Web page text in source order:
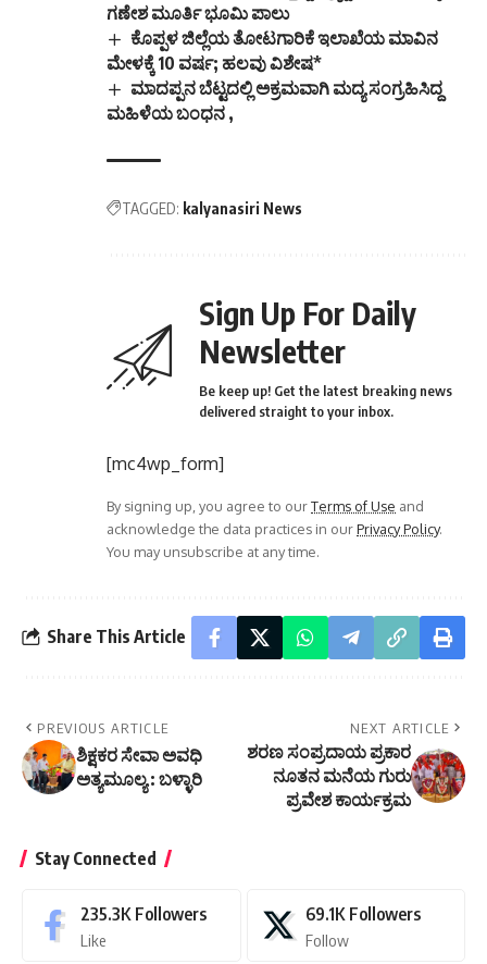
ಗಣೇಶ ಮೂರ್ತಿ ಭೂಮಿ ಪಾಲು
ಕೊಪ್ಪಳ ಜಿಲ್ಲೆಯ ತೋಟಗಾರಿಕೆ ಇಲಾಖೆಯ ಮಾವಿನ
ಮೇಳಕ್ಕೆ 10 ವರ್ಷ; ಹಲವು ವಿಶೇಷ*
ಮಾದಪ್ಪನ ಬೆಟ್ಟದಲ್ಲಿ ಅಕ್ರಮವಾಗಿ ಮದ್ಯ ಸಂಗ್ರಹಿಸಿದ್ದ
ಮಹಿಳೆಯ ಬಂಧನ ,
TAGGED: kalyanasiri News
Sign Up For Daily
Newsletter
Be keep up! Get the latest breaking news
delivered straight to your inbox.
[mc4wp_form]
By signing up, you agree to ourTerms of Use and
acknowledge the data practices in ourPrivacy Policy.
You may unsubscribe at any time.
Share This Article
PREVIOUS ARTICLE
ಶಿಕ್ಷಕರ ಸೇವಾ ಅವಧಿ
ಅತ್ಯಮೂಲ್ಯ : ಬಳ್ಳಾರಿ
NEXT ARTICLE
ಶರಣ ಸಂಪ್ರದಾಯ ಪ್ರಕಾರ
ನೂತನ ಮನೆಯ ಗುರು
ಪ್ರವೇಶ ಕಾರ್ಯಕ್ರಮ
Stay Connected
235.3K Followers
Like
69.1K Followers
Follow